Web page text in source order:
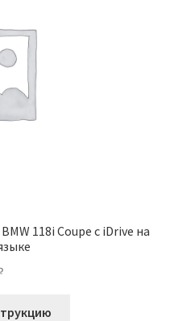
118i Coupe с iDrive на